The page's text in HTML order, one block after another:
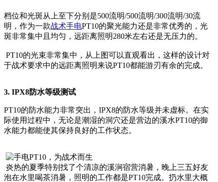
档位和光斑从上至下分别是500流明/500流明/300流明/30流
明，作为一款战术手电PT10的聚光能力还是非常优秀的，光
斑非常集中且均匀，远距离照明280米左右还是无压力的。
PT10的光束非常集中，从上图可以直观看出，这样的设计对
于战术要求中的远距离照明来说PT10都能游刃有余的完成。
3. IPX8防水等级测试
PT10的防水能力非常突出，IPX8的防水等级并未虚标。在实
际使用过程中，无论是潮湿的洞穴还是营边的溪水PT10的御
水能力都能使其保持良好的工作状态。
炎热的夏季特别找了个清凉的溪涧宿营消暑，晚上三五好友
泡在水里喝茶消暑，照明的工作都是PT10完成。扔水里大概